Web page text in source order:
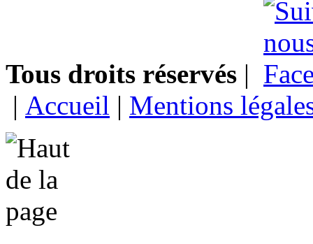
Tous droits réservés |
| Accueil | Mentions